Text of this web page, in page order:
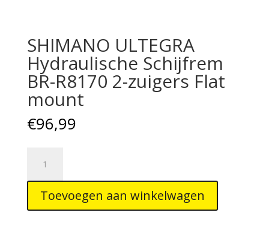
SHIMANO ULTEGRA
Hydraulische Schijfrem
BR-R8170 2-zuigers Flat
mount
€96,99
ULTEGRA
Hydraulische
Schijfrem
BR-
Toevoegen aan winkelwagen